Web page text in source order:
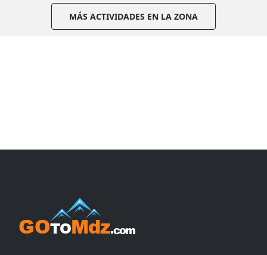
MÁS ACTIVIDADES EN LA ZONA